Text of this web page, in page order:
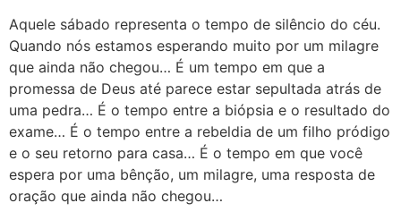
Aquele sábado representa o tempo de silêncio do céu.
Quando nós estamos esperando muito por um milagre
que ainda não chegou… É um tempo em que a
promessa de Deus até parece estar sepultada atrás de
uma pedra… É o tempo entre a biópsia e o resultado do
exame… É o tempo entre a rebeldia de um filho pródigo
e o seu retorno para casa… É o tempo em que você
espera por uma bênção, um milagre, uma resposta de
oração que ainda não chegou…